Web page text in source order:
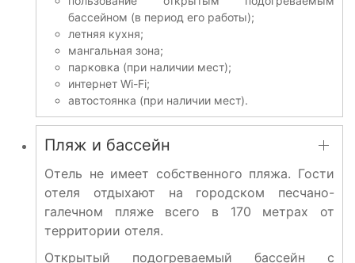
бассейном (в период его работы);
летняя кухня;
мангальная зона;
парковка (при наличии мест);
интернет Wi-Fi;
автостоянка (при наличии мест).
Пляж и бассейн
Отель не имеет собственного пляжа. Гости
отеля отдыхают на городском песчано-
галечном пляже всего в 170 метрах от
территории отеля.
Открытый подогреваемый бассейн с